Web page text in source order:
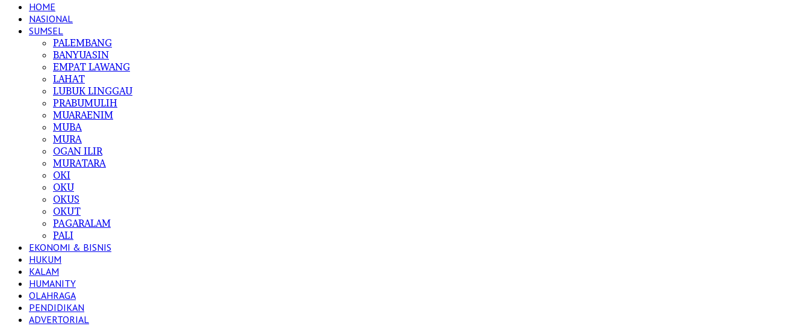
HOME
NASIONAL
SUMSEL
PALEMBANG
BANYUASIN
EMPAT LAWANG
LAHAT
LUBUK LINGGAU
PRABUMULIH
MUARAENIM
MUBA
MURA
OGAN ILIR
MURATARA
OKI
OKU
OKUS
OKUT
PAGARALAM
PALI
EKONOMI & BISNIS
HUKUM
KALAM
HUMANITY
OLAHRAGA
PENDIDIKAN
ADVERTORIAL